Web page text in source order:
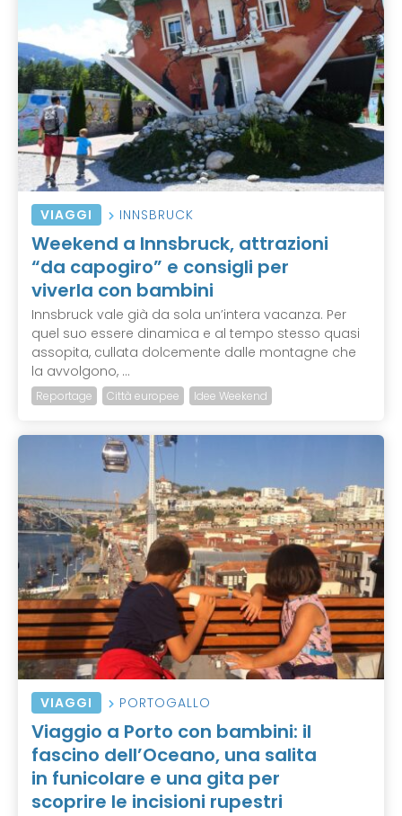
VIAGGI INNSBRUCK
Weekend a Innsbruck, attrazioni
“da capogiro” e consigli per
viverla con bambini
Innsbruck vale già da sola un’intera vacanza. Per
quel suo essere dinamica e al tempo stesso quasi
assopita, cullata dolcemente dalle montagne che
la avvolgono, ...
Reportage Città europee Idee Weekend
VIAGGI PORTOGALLO
Viaggio a Porto con bambini: il
fascino dell’Oceano, una salita
in funicolare e una gita per
scoprire le incisioni rupestri